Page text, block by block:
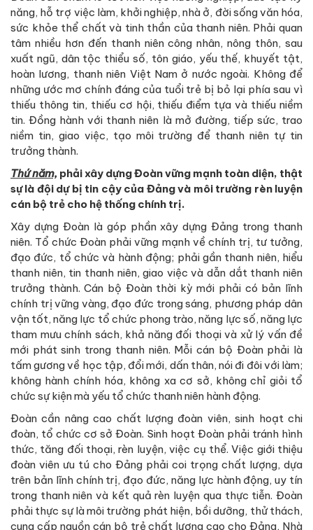
năng, hỗ trợ việc làm, khởi nghiệp, nhà ở, đời sống văn hóa,
sức khỏe thể chất và tinh thần của thanh niên. Phải quan
tâm nhiều hơn đến thanh niên công nhân, nông thôn, sau
xuất ngũ, dân tộc thiểu số, tôn giáo, yếu thế, khuyết tật,
hoàn lương, thanh niên Việt Nam ở nước ngoài. Không để
những ước mơ chính đáng của tuổi trẻ bị bỏ lại phía sau vì
thiếu thông tin, thiếu cơ hội, thiếu điểm tựa và thiếu niềm
tin. Đồng hành với thanh niên là mở đường, tiếp sức, trao
niềm tin, giao việc, tạo môi trường để thanh niên tự tin
trưởng thành.
Thứ năm, phải xây dựng Đoàn vững mạnh toàn diện, thật
sự là đội dự bị tin cậy của Đảng và môi trường rèn luyện
cán bộ trẻ cho hệ thống chính trị.
Xây dựng Đoàn là góp phần xây dựng Đảng trong thanh
niên. Tổ chức Đoàn phải vững mạnh về chính trị, tư tưởng,
đạo đức, tổ chức và hành động; phải gần thanh niên, hiểu
thanh niên, tin thanh niên, giao việc và dẫn dắt thanh niên
trưởng thành. Cán bộ Đoàn thời kỳ mới phải có bản lĩnh
chính trị vững vàng, đạo đức trong sáng, phương pháp dân
vận tốt, năng lực tổ chức phong trào, năng lực số, năng lực
tham mưu chính sách, khả năng đối thoại và xử lý vấn đề
mới phát sinh trong thanh niên. Mỗi cán bộ Đoàn phải là
tấm gương về học tập, đổi mới, dấn thân, nói đi đôi với làm;
không hành chính hóa, không xa cơ sở, không chỉ giỏi tổ
chức sự kiện mà yếu tổ chức thanh niên hành động.
Đoàn cần nâng cao chất lượng đoàn viên, sinh hoạt chi
đoàn, tổ chức cơ sở Đoàn. Sinh hoạt Đoàn phải tránh hình
thức, tăng đối thoại, rèn luyện, việc cụ thể. Việc giới thiệu
đoàn viên ưu tú cho Đảng phải coi trọng chất lượng, dựa
trên bản lĩnh chính trị, đạo đức, năng lực hành động, uy tín
trong thanh niên và kết quả rèn luyện qua thực tiễn. Đoàn
phải thực sự là môi trường phát hiện, bồi dưỡng, thử thách,
cung cấp nguồn cán bộ trẻ chất lượng cao cho Đảng, Nhà